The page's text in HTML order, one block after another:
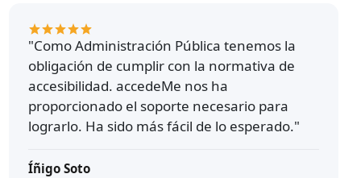
"Como Administración Pública tenemos la
obligación de cumplir con la normativa de
accesibilidad. accedeMe nos ha
proporcionado el soporte necesario para
lograrlo. Ha sido más fácil de lo esperado."
Íñigo Soto